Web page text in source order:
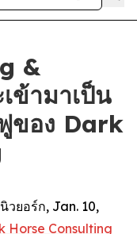
&
ข้ามาเป็น
ของ Dark
วยอร์ก, Jan. 10,
Horse Consulting